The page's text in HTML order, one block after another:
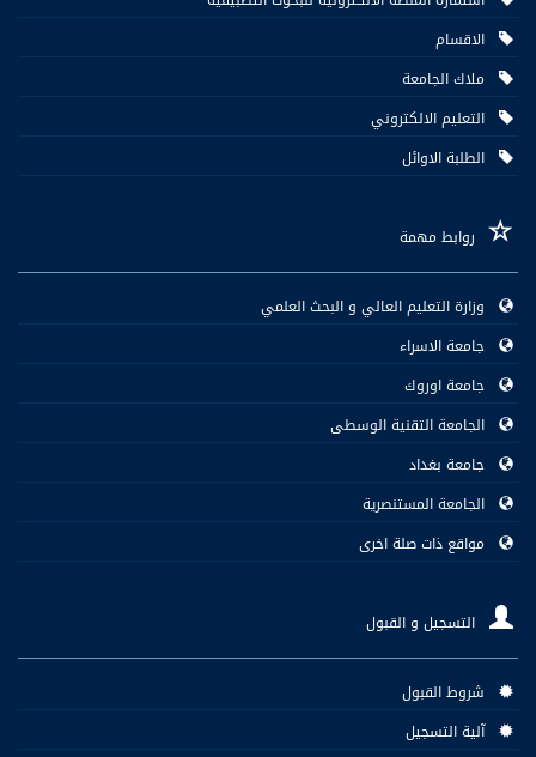
الاقسام
ملاك الجامعة
التعليم الالكتروني
الطلبة الاوائل
روابط مهمة
وزارة التعليم العالي و البحث العلمي
جامعة الاسراء
جامعة اوروك
الجامعة التقنية الوسطى
جامعة بغداد
الجامعة المستنصرية
مواقع ذات صلة اخرى
التسجيل و القبول
شروط القبول
آلية التسجيل